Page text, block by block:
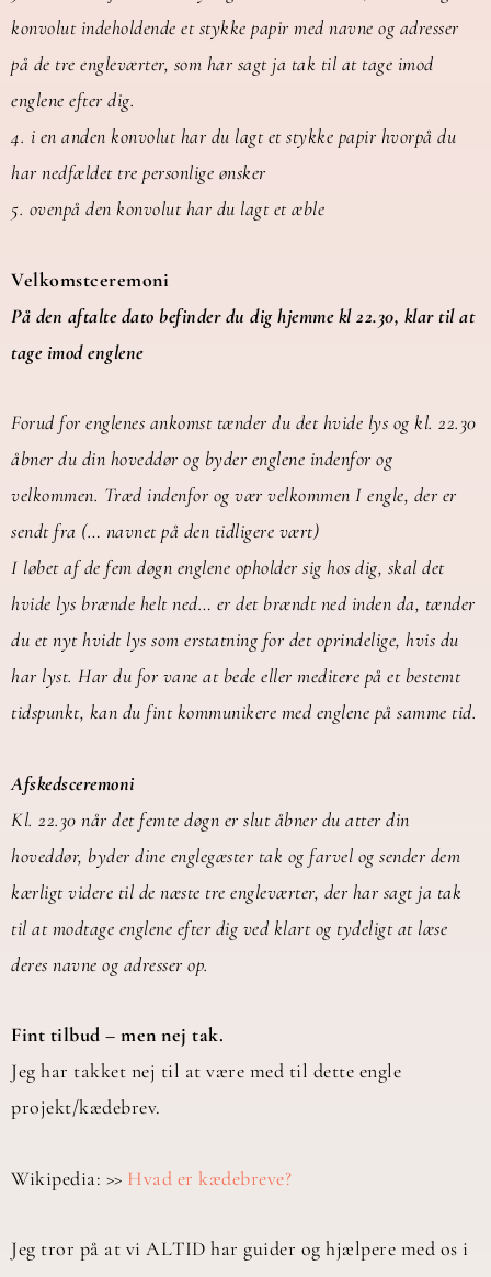
konvolut indeholdende et stykke papir med navne og adresser
på de tre engleværter, som har sagt ja tak til at tage imod
englene efter dig.
4. i en anden konvolut har du lagt et stykke papir hvorpå du
har nedfældet tre personlige ønsker
5. ovenpå den konvolut har du lagt et æble
Velkomstceremoni
På den aftalte dato befinder du dig hjemme kl 22.30, klar til at
tage imod englene
Forud for englenes ankomst tænder du det hvide lys og kl. 22.30
åbner du din hoveddør og byder englene indenfor og
velkommen. Træd indenfor og vær velkommen I engle, der er
sendt fra (… navnet på den tidligere vært)
I løbet af de fem døgn englene opholder sig hos dig, skal det
hvide lys brænde helt ned… er det brændt ned inden da, tænder
du et nyt hvidt lys som erstatning for det oprindelige, hvis du
har lyst. Har du for vane at bede eller meditere på et bestemt
tidspunkt, kan du fint kommunikere med englene på samme tid.
Afskedsceremoni
Kl. 22.30 når det femte døgn er slut åbner du atter din
hoveddør, byder dine englegæster tak og farvel og sender dem
kærligt videre til de næste tre engleværter, der har sagt ja tak
til at modtage englene efter dig ved klart og tydeligt at læse
deres navne og adresser op.
Fint tilbud – men nej tak.
Jeg har takket nej til at være med til dette engle
projekt/kædebrev.
Wikipedia: >> Hvad er kædebreve?
Jeg tror på at vi ALTID har guider og hjælpere med os i